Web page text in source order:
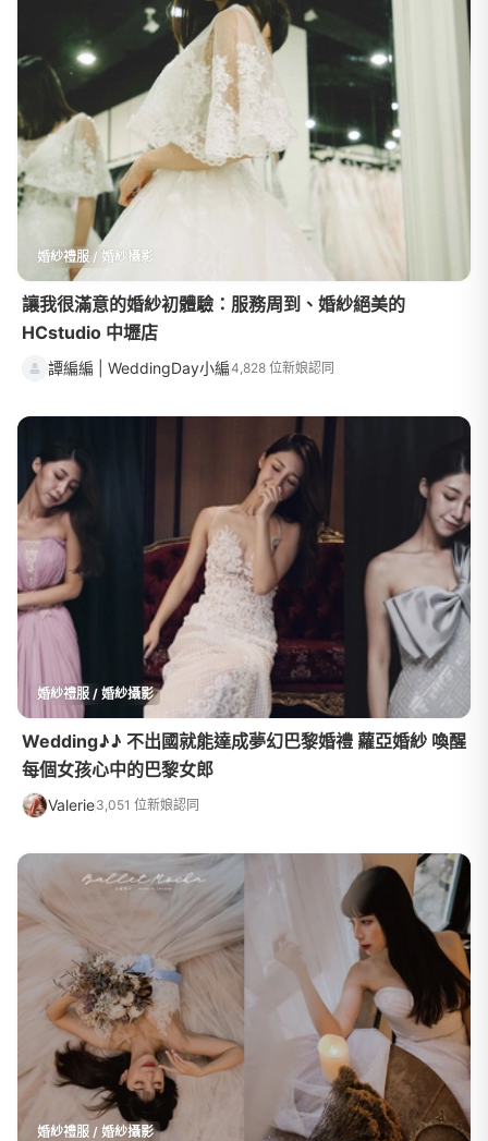
婚紗禮服 / 婚紗攝影
讓我很滿意的婚紗初體驗：服務周到、婚紗絕美的
HCstudio 中壢店
譚編編 | WeddingDay小編4,828 位新娘認同
婚紗禮服 / 婚紗攝影
Wedding♪♪ 不出國就能達成夢幻巴黎婚禮 蘿亞婚紗 喚醒
每個女孩心中的巴黎女郎
Valerie3,051 位新娘認同
婚紗禮服 / 婚紗攝影